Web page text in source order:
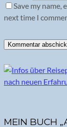
Save my
next time I
MEIN BUCH